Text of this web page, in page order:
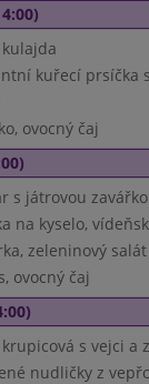
kuřecí prsíčka
ovocný čaj
s játrovou
na kyselo,
zeleninový salát
ovocný čaj
s vejci a
nudličky z